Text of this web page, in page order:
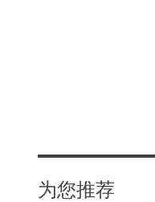
为您推荐